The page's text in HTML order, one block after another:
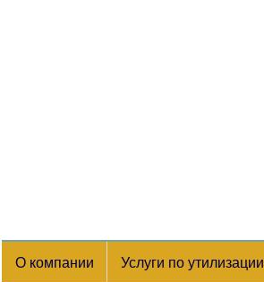
О компании Услуги по утилизации